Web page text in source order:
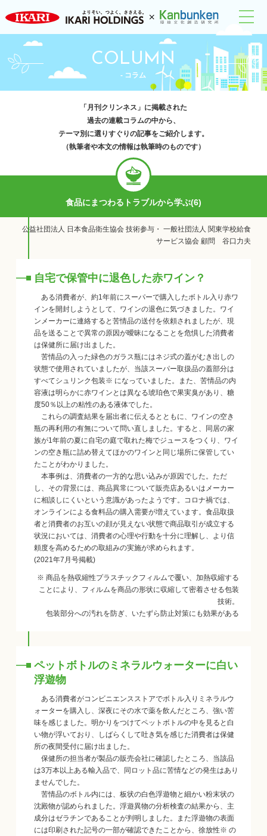
COLUMN
- コラム
「月刊クリンネス」に掲載された
過去の連載コラムの中から、
テーマ別に選りすぐりの記事をご紹介します。
（執筆者や本文の情報は執筆時のものです）
食品にまつわるトラブルから学ぶ(6)
公益社団法人 日本食品衛生協会 技術参与・ 一般社団法人 関東学校給食
サービス協会 顧問 谷口力夫
自宅で保管中に退色した赤ワイン？
ある消費者が、約1年前にスーパーで購入したボトル入り赤ワ
インを開封しようとして、ワインの退色に気づきました。ワイ
ンメーカーに連絡すると苦情品の送付を依頼されましたが、現
品を送ることで異常の原因が曖昧になることを危惧した消費者
は保健所に届け出ました。
苦情品の入った緑色のガラス瓶にはネジ式の蓋がむき出しの
状態で使用されていましたが、当該スーパー取扱品の蓋部分は
すべてシュリンク包装※ になっていました。また、苦情品の内
容液は明らかに赤ワインとは異なる琥珀色で果実臭があり、糖
度50％以上の粘性のある液体でした。
これらの調査結果を届出者に伝えるとともに、ワインの空き
瓶の再利用の有無について問い直しました。すると、同居の家
族が1年前の夏に自宅の庭で取れた梅でジュースをつくり、ワイ
ンの空き瓶に詰め替えてほかのワインと同じ場所に保管してい
たことがわかりました。
本事例は、消費者の一方的な思い込みが原因でした。ただ
し、その背景には、商品異常について販売店あるいはメーカー
に相談しにくいという意識があったようです。コロナ禍では、
オンラインによる食料品の購入需要が増えています。食品取扱
者と消費者のお互いの顔が見えない状態で商品取引が成立する
状況においては、消費者の心理や行動を十分に理解し、より信
頼度を高めるための取組みの実施が求められます。
(2021年7月号掲載)
※ 商品を熱収縮性プラスチックフィルムで覆い、加熱収縮する
ことにより、フィルムを商品の形状に収縮して密着させる包装
技術。
包装部分への汚れを防ぎ、いたずら防止対策にも効果がある
ペットボトルのミネラルウォーターに白い
浮遊物
ある消費者がコンビニエンスストアでボトル入りミネラルウ
ォーターを購入し、深夜にその水で薬を飲んだところ、強い苦
味を感じました。明かりをつけてペットボトルの中を見ると白
い物が浮いており、しばらくして吐き気を感じた消費者は保健
所の夜間受付に届け出ました。
保健所の担当者が製品の販売会社に確認したところ、当該品
は3万本以上ある輸入品で、同ロット品に苦情などの発生はあり
ませんでした。
苦情品のボトル内には、板状の白色浮遊物と細かい粉末状の
沈殿物が認められました。浮遊異物の分析検査の結果から、主
成分はゼラチンであることが判明しました。また浮遊物の表面
には印刷された記号の一部が確認できたことから、徐放性※ の